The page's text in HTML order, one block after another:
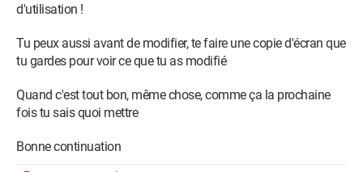
d'utilisation !
Tu peux aussi avant de modifier, te faire une copie d'écran que
tu gardes pour voir ce que tu as modifié
Quand c'est tout bon, même chose, comme ça la prochaine
fois tu sais quoi mettre
Bonne continuation